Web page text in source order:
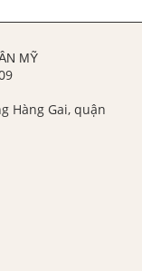
MỸ
Hàng Gai, quận